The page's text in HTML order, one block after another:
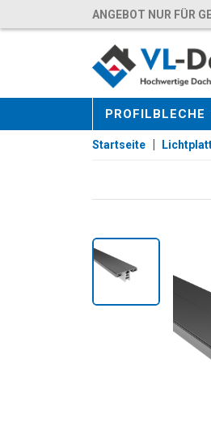
ANGEBOT NUR FÜR
PROFILBLECHE
Startseite